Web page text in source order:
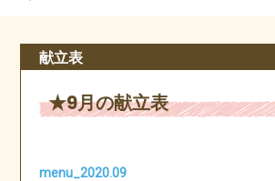
献立表
★9月の献立表
menu_2020.09